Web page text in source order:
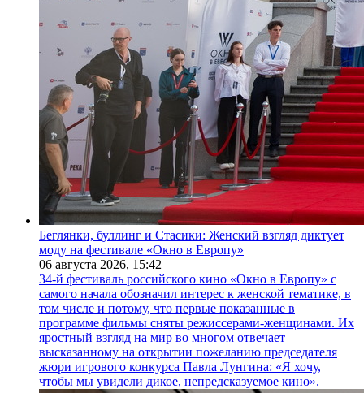
Беглянки, буллинг и Стасики: Женский взгляд диктует
моду на фестивале «Окно в Европу»
06 августа 2026, 15:42
34-й фестиваль российского кино «Окно в Европу» с
самого начала обозначил интерес к женской тематике, в
том числе и потому, что первые показанные в
программе фильмы сняты режиссерами-женщинами. Их
яростный взгляд на мир во многом отвечает
высказанному на открытии пожеланию председателя
жюри игрового конкурса Павла Лунгина: «Я хочу,
чтобы мы увидели дикое, непредсказуемое кино».